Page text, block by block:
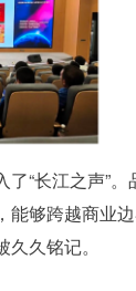
“长江之声”
够跨越商业
久铭记。